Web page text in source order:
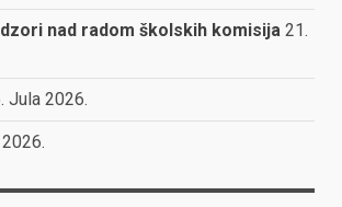
nad radom školskih komisija 21.
Jula 2026.